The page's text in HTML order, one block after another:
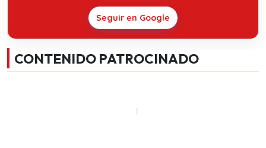
Seguir en Google
CONTENIDO PATROCINADO